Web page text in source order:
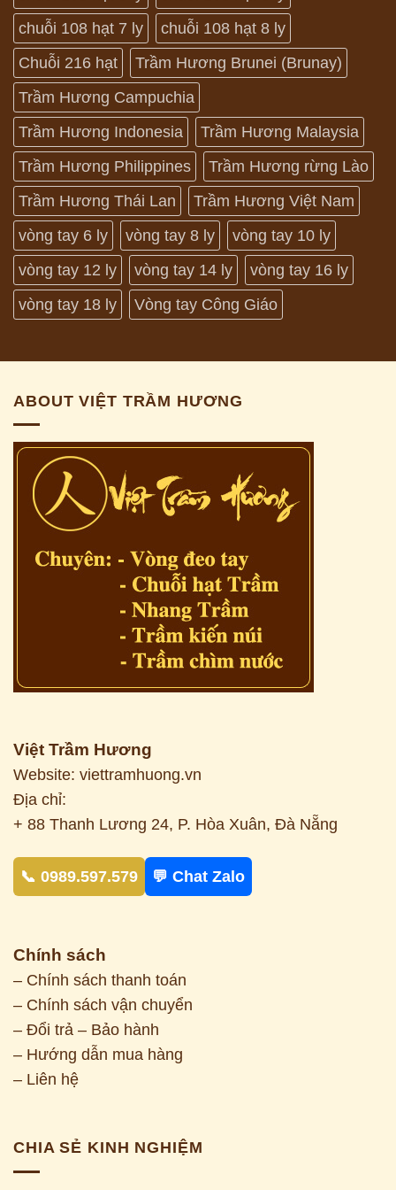
chuỗi 108 hạt 7 ly
chuỗi 108 hạt 8 ly
Chuỗi 216 hạt
Trầm Hương Brunei (Brunay)
Trầm Hương Campuchia
Trầm Hương Indonesia
Trầm Hương Malaysia
Trầm Hương Philippines
Trầm Hương rừng Lào
Trầm Hương Thái Lan
Trầm Hương Việt Nam
vòng tay 6 ly
vòng tay 8 ly
vòng tay 10 ly
vòng tay 12 ly
vòng tay 14 ly
vòng tay 16 ly
vòng tay 18 ly
Vòng tay Công Giáo
ABOUT VIỆT TRẦM HƯƠNG
Việt Trầm Hương
Website: viettramhuong.vn
Địa chỉ:
+ 88 Thanh Lương 24, P. Hòa Xuân, Đà Nẵng
📞 0989.597.579 💬 Chat Zalo
Chính sách
– Chính sách thanh toán
– Chính sách vận chuyển
– Đổi trả – Bảo hành
– Hướng dẫn mua hàng
– Liên hệ
CHIA SẺ KINH NGHIỆM